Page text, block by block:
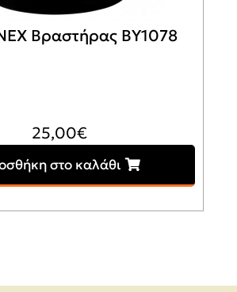
Βραστήρας BY1078
25,00€
στο καλάθι